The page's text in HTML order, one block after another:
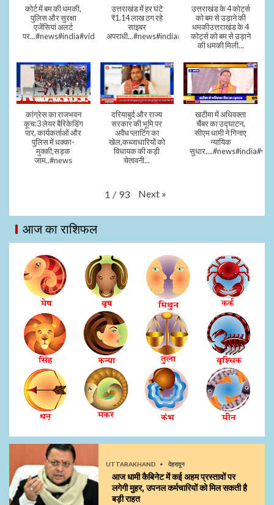
कोर्ट में बम की धमकी,
पुलिस और सुरक्षा
एजेंसियां अलर्ट
पर...#news#india#video#viral
उत्तराखंड में हर घंटे
₹1.14 लाख ठग रहे
साइबर
अपराधी...#news#india#video#viral
उत्तराखंड के 4 कोर्ट्स
को बम से उड़ाने की
धमकीउत्तराखंड के 4
कोर्ट्स को बम से उड़ाने
की धमकी मिली...
कांग्रेस का राजभवन
कूच:3 लेयर बैरिकेडिंग
पार, कार्यकर्ताओं और
पुलिस में धक्का-
मुक्की,सड़क
जाम..#news
दरियाबुर्द और राज्य
सरकार की भूमि पर
अवैध प्लाटिंग का
खेल,कब्जाधारियों को
विधायक की कड़ी
चेतावनी...
खटीमा में अधिवक्ता
चैंबर का उद्घाटन,
सीएम धामी ने गिनाए
न्यायिक
1 / 93 Next »
आज का राशिफल
UTTARAKHAND देहरादून
आज धामी कैबिनेट में कई अहम प्रस्तावों पर
लगेगी मुहर, उपनल कर्मचारियों को मिल सकती है
बड़ी राहत